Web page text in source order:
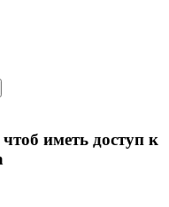
иметь доступ к